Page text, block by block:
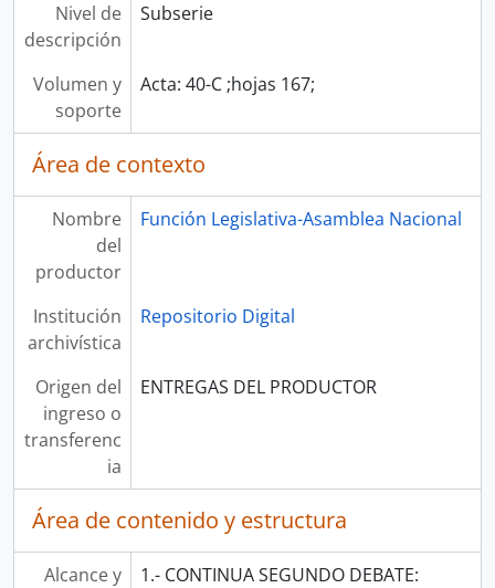
Nivel de
descripción
Subserie
Volumen y
soporte
Acta: 40-C ;hojas 167;
Área de contexto
Nombre
del
productor
Función Legislativa-Asamblea Nacional
Institución
archivística
Repositorio Digital
Origen del
ingreso o
transferenc
ia
ENTREGAS DEL PRODUCTOR
Área de contenido y estructura
Alcance y
1.- CONTINUA SEGUNDO DEBATE: